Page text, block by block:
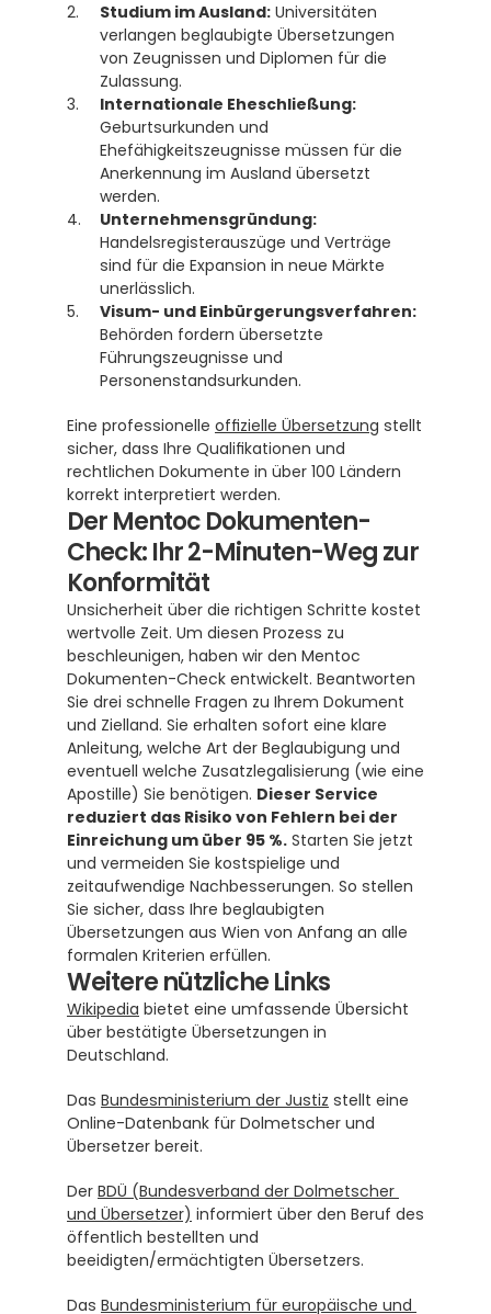
Studium im Ausland: Universitäten
verlangen beglaubigte Übersetzungen
von Zeugnissen und Diplomen für die
Zulassung.
Internationale Eheschließung:
Geburtsurkunden und
Ehefähigkeitszeugnisse müssen für die
Anerkennung im Ausland übersetzt
werden.
Unternehmensgründung:
Handelsregisterauszüge und Verträge
sind für die Expansion in neue Märkte
unerlässlich.
Visum- und Einbürgerungsverfahren:
Behörden fordern übersetzte
Führungszeugnisse und
Personenstandsurkunden.
Eine professionelle offizielle Übersetzung stellt
sicher, dass Ihre Qualifikationen und
rechtlichen Dokumente in über 100 Ländern
korrekt interpretiert werden.
Der Mentoc Dokumenten-
Check: Ihr 2-Minuten-Weg zur
Konformität
Unsicherheit über die richtigen Schritte kostet
wertvolle Zeit. Um diesen Prozess zu
beschleunigen, haben wir den Mentoc
Dokumenten-Check entwickelt. Beantworten
Sie drei schnelle Fragen zu Ihrem Dokument
und Zielland. Sie erhalten sofort eine klare
Anleitung, welche Art der Beglaubigung und
eventuell welche Zusatzlegalisierung (wie eine
Apostille) Sie benötigen. Dieser Service
reduziert das Risiko von Fehlern bei der
Einreichung um über 95 %. Starten Sie jetzt
und vermeiden Sie kostspielige und
zeitaufwendige Nachbesserungen. So stellen
Sie sicher, dass Ihre beglaubigten
Übersetzungen aus Wien von Anfang an alle
formalen Kriterien erfüllen.
Weitere nützliche Links
Wikipedia bietet eine umfassende Übersicht
über bestätigte Übersetzungen in
Deutschland.
Das Bundesministerium der Justiz stellt eine
Online-Datenbank für Dolmetscher und
Übersetzer bereit.
Der BDÜ (Bundesverband der Dolmetscher
und Übersetzer) informiert über den Beruf des
öffentlich bestellten und
beeidigten/ermächtigten Übersetzers.
Das Bundesministerium für europäische und